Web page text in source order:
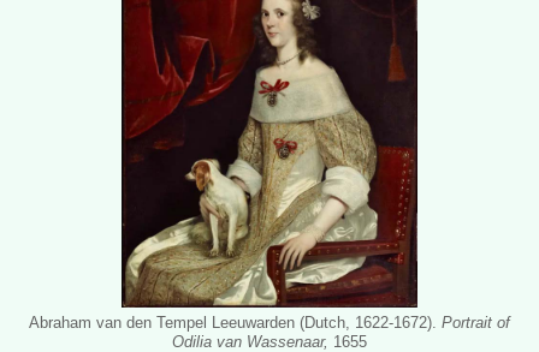
Abraham van den Tempel Leeuwarden (Dutch, 1622-1672). Portrait of
Odilia van Wassenaar, 1655